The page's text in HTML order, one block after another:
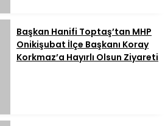
Başkan Hanifi Toptaş’tan MHP
Onikişubat İlçe Başkanı Koray
Korkmaz’a Hayırlı Olsun Ziyareti